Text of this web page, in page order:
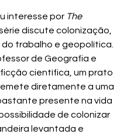
interesse por The
discute colonização,
trabalho e geopolítica.
de Geografia e
científica, um prato
diretamente a uma
presente na vida
de colonizar
levantada e